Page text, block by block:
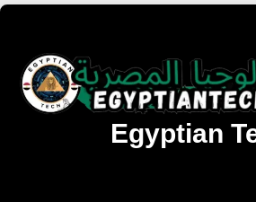
Egyptian